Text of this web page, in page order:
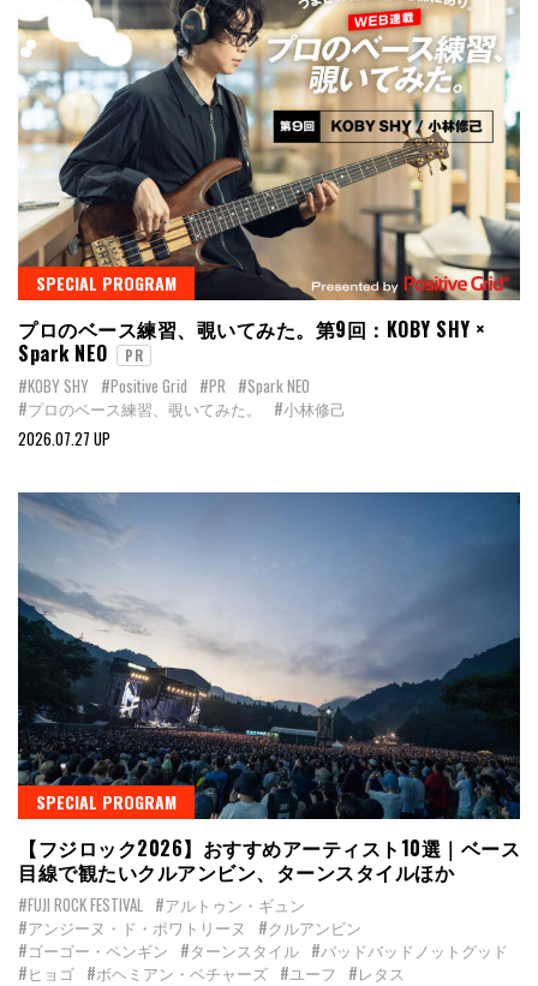
SPECIAL PROGRAM
プロのベース練習、覗いてみた。第9回：KOBY SHY ×
Spark NEO
PR
#KOBY SHY #Positive Grid #PR #Spark NEO
#プロのベース練習、覗いてみた。
#小林修己
2026.07.27 UP
SPECIAL PROGRAM
【フジロック2026】おすすめアーティスト10選｜ベース
目線で観たいクルアンビン、ターンスタイルほか
#FUJI ROCK FESTIVAL
#アルトゥン・ギュン
#アンジーヌ・ド・ポワトリーヌ
#クルアンビン
#ゴーゴー・ペンギン #ターンスタイル #バッドバッドノットグッド
#ヒョゴ #ボヘミアン・ベチャーズ #ユーフ
#レタス